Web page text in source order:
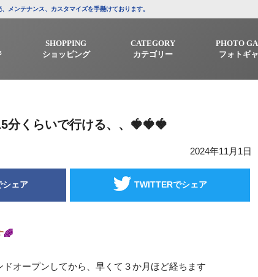
メンテナンス、カスタマイズを手懸けております。
SHOPPING
ショッピング
CATEGORY
カテゴリー
PHOTO
フォトギ
分くらいで行ける、、🍓🍓🍓
2024年11月1日
シェア TWITTERでシェア
🌈
オープンしてから、早くて３か月ほど経ちます